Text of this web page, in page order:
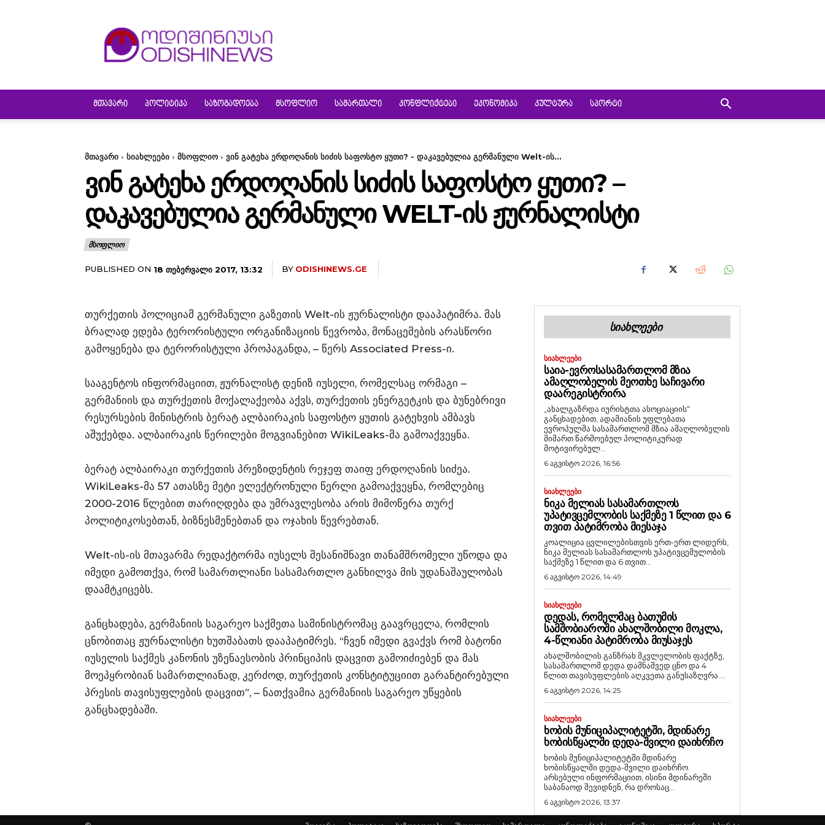
ᲛᲗᲐᲕᲐᲠᲘ ᲞᲝᲚᲘᲢᲘᲙᲐ ᲡᲐᲖᲝᲒᲐᲓᲝᲔᲑᲐ ᲛᲡᲝᲤᲚᲘᲝ ᲡᲐᲛᲐᲠᲗᲐᲚᲘ ᲙᲝᲜᲤᲚᲘᲥᲢᲔᲑᲘ ᲔᲙᲝᲜᲝᲛᲘᲙᲐ ᲙᲣᲚᲢᲣᲠᲐ ᲡᲞᲝᲠᲢᲘ
მთავარი სიახლეები მსოფლიო ვინ გატეხა ერდოღანის სიძის საფოსტო ყუთი? - დაკავებულია გერმანული Welt-ის...
ᲕᲘᲜ ᲒᲐᲢᲔᲮᲐ ᲔᲠᲓᲝᲦᲐᲜᲘᲡ ᲡᲘᲫᲘᲡ ᲡᲐᲤᲝᲡᲢᲝ ᲧᲣᲗᲘ? –
ᲓᲐᲙᲐᲕᲔᲑᲣᲚᲘᲐ ᲒᲔᲠᲛᲐᲜᲣᲚᲘ WELT-ᲘᲡ ᲟᲣᲠᲜᲐᲚᲘᲡᲢᲘ
ᲛᲡᲝᲤᲚᲘᲝ
PUBLISHED ON 18 ᲗᲔᲑᲔᲠᲕᲐᲚᲘ 2017, 13:32 BY ODISHINEWS.GE
თურქეთის პოლიციამ გერმანული გაზეთის Welt-ის ჟურნალისტი დააპატიმრა. მას
ბრალად ედება ტერორისტული ორგანიზაციის წევრობა, მონაცემების არასწორი
გამოყენება და ტერორისტული პროპაგანდა, – წერს Associated Press-ი.
სააგენტოს ინფორმაციით, ჟურნალისტ დენიზ იუსელი, რომელსაც ორმაგი –
გერმანიის და თურქეთის მოქალაქეობა აქვს, თურქეთის ენერგეტკის და ბუნებრივი
რესურსების მინისტრის ბერატ ალბაირაკის საფოსტო ყუთის გატეხვის ამბავს
აშუქებდა. ალბაირაკის წერილები მოგვიანებით WikiLeaks-მა გამოაქვეყნა.
ბერატ ალბაირაკი თურქეთის პრეზიდენტის რეჯეფ თაიფ ერდოღანის სიძეა.
WikiLeaks-მა 57 ათასზე მეტი ელექტრონული წერლი გამოაქვეყნა, რომლებიც
2000-2016 წლებით თარიღდება და უმრავლესობა არის მიმოწერა თურქ
პოლიტიკოსებთან, ბიზნესმენებთან და ოჯახის წევრებთან.
Welt-ის-ის მთავარმა რედაქტორმა იუსელს შესანიშნავი თანამშრომელი უწოდა და
იმედი გამოთქვა, რომ სამართლიანი სასამართლო განხილვა მის უდანაშაულობას
დაამტკიცებს.
განცხადება, გერმანიის საგარეო საქმეთა სამინისტრომაც გაავრცელა, რომლის
ცნობითაც ჟურნალისტი ხუთშაბათს დააპატიმრეს. “ჩვენ იმედი გვაქვს რომ ბატონი
იუსელის საქმეს კანონის უზენაესობის პრინციპის დაცვით გამოიძიებენ და მას
მოეპყრობიან სამართლიანად, კერძოდ, თურქეთის კონსტიტუციით გარანტირებული
პრესის თავისუფლების დაცვით”, – ნათქვამია გერმანიის საგარეო უწყების
განცხადებაში.
ᲡᲘᲐᲮᲚᲔᲔᲑᲘ
ᲡᲘᲐᲮᲚᲔᲔᲑᲘ
ᲡᲐᲘᲐ-ᲔᲕᲠᲝᲡᲐᲡᲐᲛᲐᲠᲗᲚᲝᲛ ᲛᲖᲘᲐ
ᲐᲛᲐᲦᲚᲝᲑᲔᲚᲘᲡ ᲛᲔᲝᲗᲮᲔ ᲡᲐᲩᲘᲕᲐᲠᲘ
ᲓᲐᲐᲠᲔᲒᲘᲡᲢᲠᲘᲠᲐ
„ახალგაზრდა იურისტთა ასოციაციის“
განცხადებით, ადამიანის უფლებათა
ევროპულმა სასამართლომ მზია ამაღლობელის
მიმართ წარმოებულ პოლიტიკურად
მოტივირებულ...
6 აგვისტო 2026, 16:56
ᲡᲘᲐᲮᲚᲔᲔᲑᲘ
ᲜᲘᲙᲐ ᲛᲔᲚᲘᲐᲡ ᲡᲐᲡᲐᲛᲐᲠᲗᲚᲝᲡ
ᲣᲞᲐᲢᲘᲕᲪᲔᲛᲚᲝᲑᲘᲡ ᲡᲐᲥᲛᲔᲖᲔ 1 ᲬᲚᲘᲗ ᲓᲐ 6
ᲗᲕᲘᲗ ᲞᲐᲢᲘᲛᲠᲝᲑᲐ ᲛᲘᲔᲡᲐᲯᲐ
კოალიცია ცვლილებისთვის ერთ-ერთ ლიდერს,
ნიკა მელიას სასამართლოს უპატივცემულობის
საქმეზე 1 წლით და 6 თვით...
6 აგვისტო 2026, 14:49
ᲡᲘᲐᲮᲚᲔᲔᲑᲘ
ᲓᲔᲓᲐᲡ, ᲠᲝᲛᲔᲚᲛᲐᲪ ᲑᲐᲗᲣᲛᲘᲡ
ᲡᲐᲛᲨᲝᲑᲘᲐᲠᲝᲨᲘ ᲐᲮᲐᲚᲨᲝᲑᲘᲚᲘ ᲛᲝᲙᲚᲐ,
4-ᲬᲚᲘᲐᲜᲘ ᲞᲐᲢᲘᲛᲠᲝᲑᲐ ᲛᲘᲣᲡᲐᲯᲔᲡ
ახალშობილის განზრახ მკვლელობის ფაქტზე,
სასამართლომ დედა დამნაშვედ ცნო და 4
წლით თავისუფლების აღკვეთა განუსაზღვრა....
6 აგვისტო 2026, 14:25
ᲡᲘᲐᲮᲚᲔᲔᲑᲘ
ᲮᲝᲑᲘᲡ ᲛᲣᲜᲘᲪᲘᲞᲐᲚᲘᲢᲔᲢᲨᲘ, ᲛᲓᲘᲜᲐᲠᲔ
ᲮᲝᲑᲘᲡᲬᲧᲐᲚᲨᲘ ᲓᲔᲓᲐ-ᲨᲕᲘᲚᲘ ᲓᲐᲘᲮᲠᲩᲝ
ხობის მუნიციპალიტეტში მდინარე
ხობისწყალში დედა-შვილი დაიხრჩო.
არსებული ინფორმაციით, ისინი მდინარეში
საბანაოდ შევიდნენ, რა დროსაც...
6 აგვისტო 2026, 13:37